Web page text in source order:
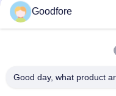
Tear do
Goodfore
Good day, what product